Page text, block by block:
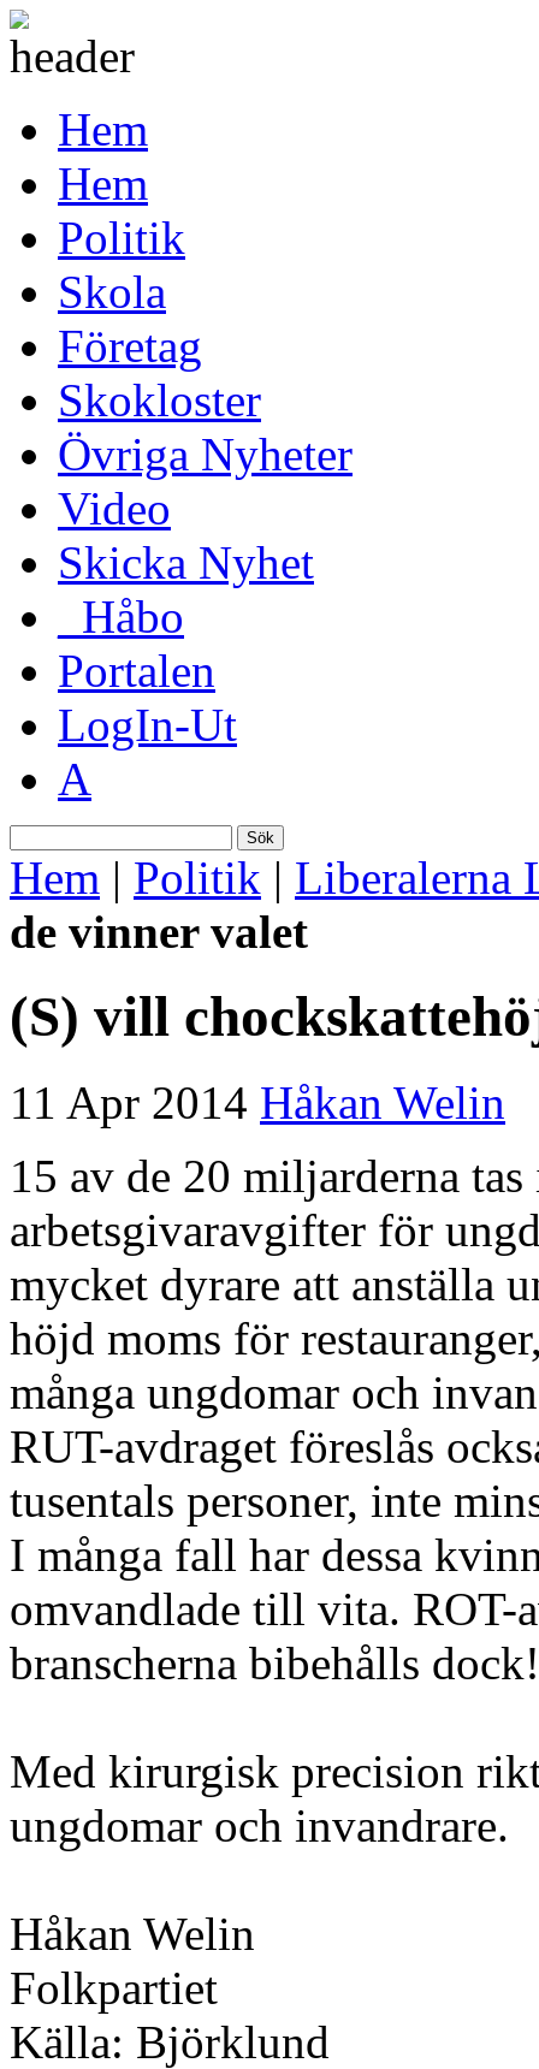
Hem
Hem
Politik
Skola
Företag
Skokloster
Övriga Nyheter
Video
Skicka Nyhet
_Håbo
Portalen
LogIn-Ut
A
Sök
Hem | Politik | Liberalerna
de vinner valet
(S) vill
11 Apr 2014 Håkan Welin
15 av de 20 miljarderna
arbetsgivaravgifter för
mycket dyrare att anställa
höjd moms för
många ungdomar och
RUT-avdraget föreslås
tusentals personer, inte
I många fall har dessa
omvandlade till vita. ROT-
branscherna bibehålls dock!
Med kirurgisk precision
ungdomar och invandrare.
Håkan Welin
Folkpartiet
Källa: Björklund